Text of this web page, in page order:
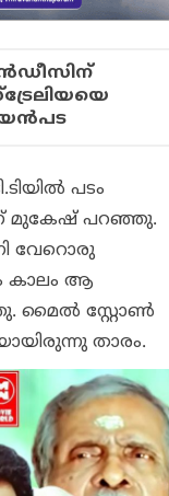
പടം
മുകേഷ് പറഞ്ഞു.
വേറൊരു
കാലം ആ
മൈൽ സ്റ്റോൺ
താരം.